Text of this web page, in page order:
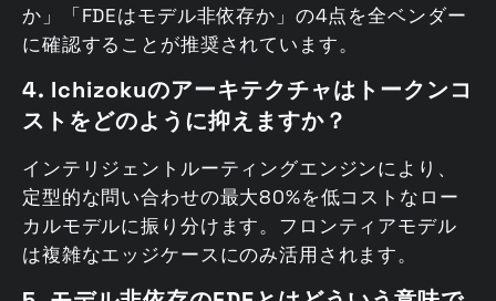
か」「FDEはモデル非依存か」の4点を全ベンダー
に確認することが推奨されています。
4. Ichizokuのアーキテクチャはトークンコ
ストをどのように抑えますか？
インテリジェントルーティングエンジンにより、
定型的な問い合わせの最大80%を低コストなロー
カルモデルに振り分けます。フロンティアモデル
は複雑なエッジケースにのみ活用されます。